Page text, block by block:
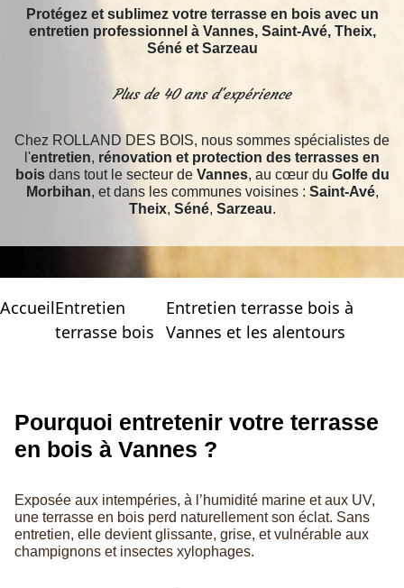
Protégez et sublimez votre terrasse en bois avec un
entretien professionnel à Vannes, Saint-Avé, Theix,
Séné et Sarzeau
Plus de 40 ans d'expérience
Chez ROLLAND DES BOIS, nous sommes spécialistes de
l'entretien, rénovation et protection des terrasses en
boisdans tout le secteur de Vannes, au cœur du Golfe du
Morbihan, et dans les communes voisines : Saint-Avé,
Theix, Séné, Sarzeau.
AccueilEntretien
terrasse bois
Entretien terrasse bois à
Vannes et les alentours
Pourquoi entretenir votre terrasse
en bois à Vannes ?
Exposée aux intempéries, à l’humidité marine et aux UV,
une terrasse en bois perd naturellement son éclat. Sans
entretien, elle devient glissante, grise, et vulnérable aux
champignons et insectes xylophages.